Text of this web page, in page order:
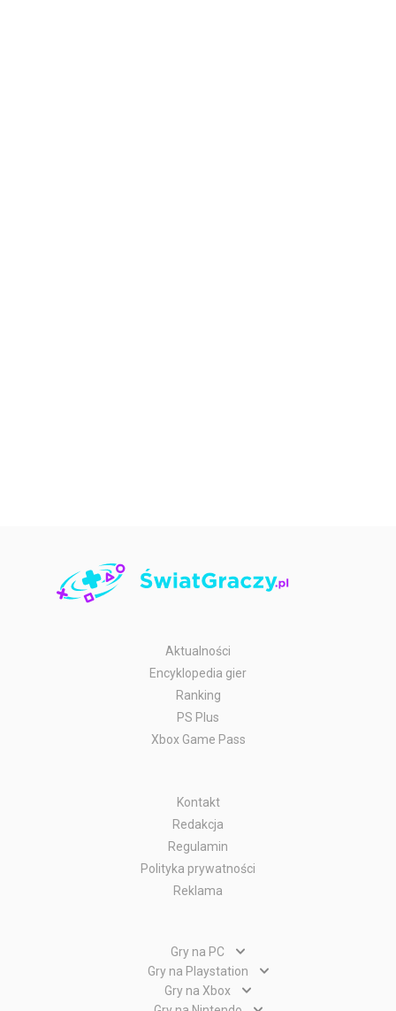
Aktualności
Encyklopedia gier
Ranking
PS Plus
Xbox Game Pass
Kontakt
Redakcja
Regulamin
Polityka prywatności
Reklama
Gry na PC
Gry PC
Gry WWW
Gry na Playstation
Gry PlayStation 5
Gry na Xbox